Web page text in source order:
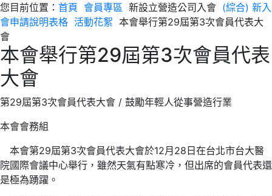
您目前位置： 首頁 會員專區 新設立營造公司入會 (綜合) 新入
會申請說明表格 活動花絮 本會舉行第29屆第3次會員代表大
會
本會舉行第29屆第3次會員代表
大會
第29屆第3次會員代表大會 / 鼓勵年輕人從事營造行業
本會會務組
本會第29屆第3次會員代表大會於12月28日在台北市台大醫
院國際會議中心舉行，雖然天氣有點寒冷，但出席的會員代表還
是極為踴躍。